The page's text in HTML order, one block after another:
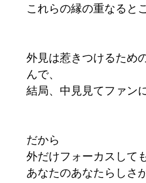
これらの縁の重なると
外見は惹きつけるため
んで、
結局、中見見てファン
だから
外だけフォーカスして
あなたのあなたらしさ